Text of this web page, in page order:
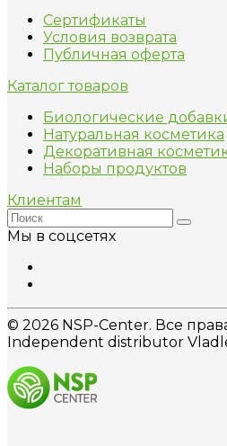
Сертификаты
Условия возврата
Публичная оферта
Каталог товаров
Биологические
Натуральная косметика
Декоративная
Наборы продуктов
Клиентам
Мы в соцсетях
© 2026 NSP-Center. Все
Independent distributor